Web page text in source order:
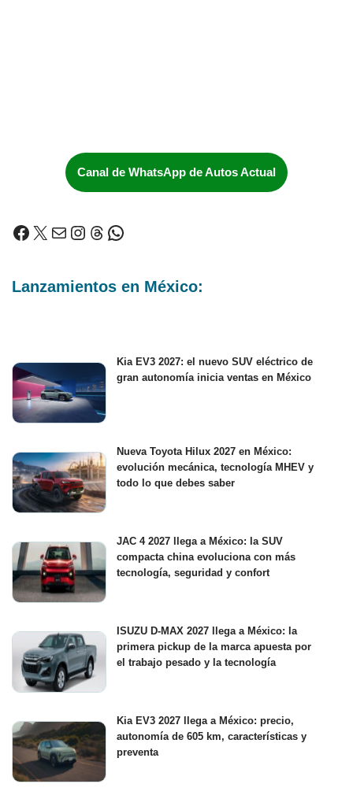
Canal de WhatsApp de Autos Actual
Lanzamientos en México:
Kia EV3 2027: el nuevo SUV eléctrico de
gran autonomía inicia ventas en México
Nueva Toyota Hilux 2027 en México:
evolución mecánica, tecnología MHEV y
todo lo que debes saber
JAC 4 2027 llega a México: la SUV
compacta china evoluciona con más
tecnología, seguridad y confort
ISUZU D-MAX 2027 llega a México: la
primera pickup de la marca apuesta por
el trabajo pesado y la tecnología
Kia EV3 2027 llega a México: precio,
autonomía de 605 km, características y
preventa